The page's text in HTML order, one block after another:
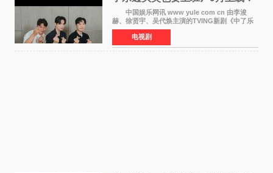
TVING先网后台
中国娱乐网讯 www yule com cn 由李浚
赫、徐贤宇、吴代焕主演的TVING新剧《中了乐
透头奖也要上班》定档9月10日播出，随后于9月
14日起登陆tvN月火档，实现先网后台双平台播出
模式。 本剧改
电视剧